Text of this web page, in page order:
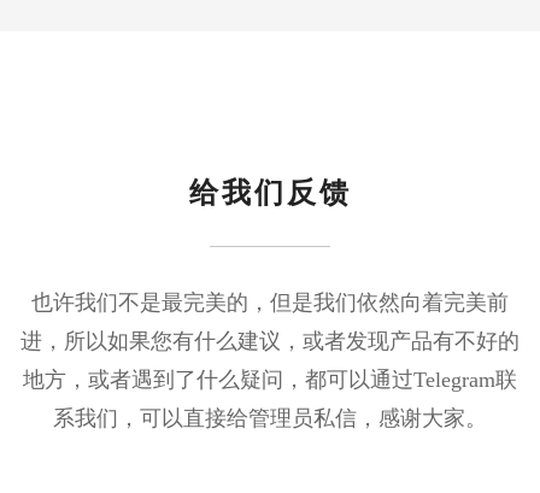
给我们反馈
也许我们不是最完美的，但是我们依然向着完美前
进，所以如果您有什么建议，或者发现产品有不好的
地方，或者遇到了什么疑问，都可以通过Telegram联
系我们，可以直接给管理员私信，感谢大家。